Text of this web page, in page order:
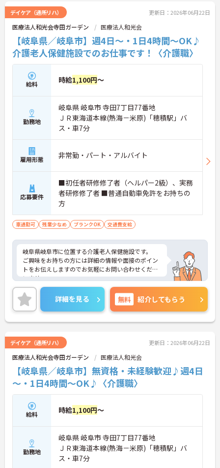
デイケア（通所リハ） 更新日：2026年06月22日
医療法人和光会寺田ガーデン 医療法人和光会
【岐阜県／岐阜市】週4日～・1日4時間～OK♪
介護老人保健施設でのお仕事です！〈介護職〉
給料 時給1,100円～
勤務地
岐阜県 岐阜市 寺田7丁目77番地
ＪＲ東海道本線(熱海－米原)「穂積駅」バ
ス・車7分
雇用形態 非常勤・パート・アルバイト
応募要件
■初任者研修修了者（ヘルパー2級）、実務
者研修修了者 ■普通自動車免許をお持ちの
方
車通勤可 残業少なめ ブランクOK 交通費支給
岐阜県岐阜市に位置する介護老人保健施設です。
ご興味をお持ちの方には詳細の情報や面接のポイン
トをお伝えしますのでお気軽にお問い合わせくださ
いませ。
詳細を見る 無料 紹介してもらう
デイケア（通所リハ） 更新日：2026年06月22日
医療法人和光会寺田ガーデン 医療法人和光会
【岐阜県／岐阜市】無資格・未経験歓迎♪週4日
～・1日4時間～OK♪〈介護職〉
給料 時給1,100円～
勤務地
岐阜県 岐阜市 寺田7丁目77番地
ＪＲ東海道本線(熱海－米原)「穂積駅」バ
ス・車7分